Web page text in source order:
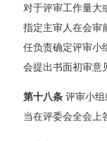
对于评审工作量大
指定主审人在会审
任负责确定评审小
会提出书面初审意
第十八条评审小组
当在评委会全会上